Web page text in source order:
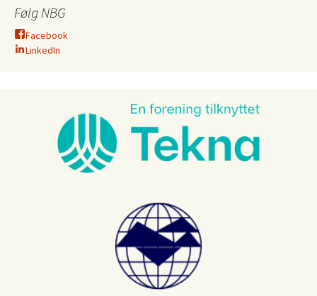
Følg NBG
Facebook
LinkedIn